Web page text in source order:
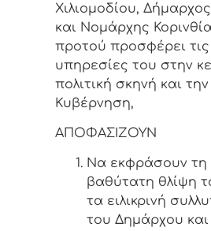
Χιλιομοδίου,
και Νομάρχης
προτού προσφέρει τις
υπηρεσίες του στην
πολιτική σκηνή και την
Κυβέρνηση,
ΑΠΟΦΑΣΙΖΟΥΝ
Να εκφράσουν τη
βαθύτατη θλίψη
τα ειλικρινή
του Δημάρχου